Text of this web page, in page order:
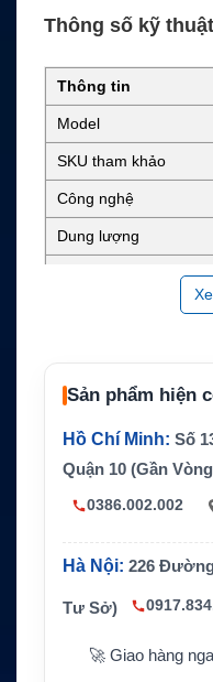
Thông số kỹ thuật
Thông tin
Model
SKU tham khảo
Công nghệ
Dung lượng
Điện áp danh định
Trọng lượng
Mã pin thay thế
Thiết bị tương thích
Sản phẩm hiện
Hồ Chí Minh: Số
Quận 10 (Gần
0386.002.002
Hà Nội: 226
Tư Sở)
🚀 Giao hàng